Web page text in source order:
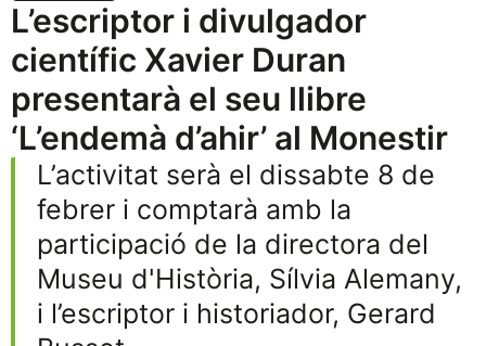
L’escriptor i divulgador
científic Xavier Duran
presentarà el seu llibre
‘L’endemà d’ahir’ al Monestir
L’activitat serà el dissabte 8 de
febrer i comptarà amb la
participació de la directora del
Museu d'Història, Sílvia Alemany,
i l’escriptor i historiador, Gerard